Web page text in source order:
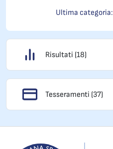
Ultima categoria:
Risultati (18)
Tesseramenti (37)